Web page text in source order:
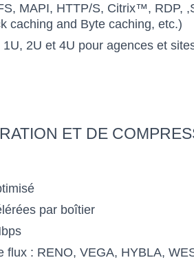
MAPI, HTTP/S, Citrix™, RDP,
caching and Byte caching, etc.)
2U et 4U pour agences et
ET DE
par boîtier
flux : RENO, VEGA, HYBLA,